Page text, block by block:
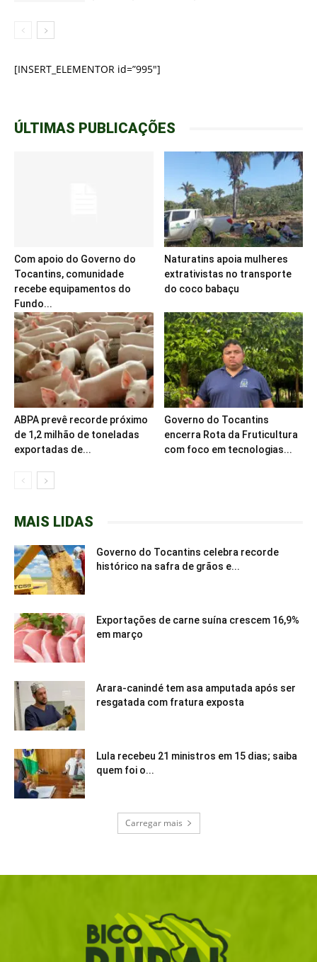
[INSERT_ELEMENTOR id=”995″]
ÚLTIMAS PUBLICAÇÕES
Com apoio do Governo do
Tocantins, comunidade
recebe equipamentos do
Fundo...
Naturatins apoia mulheres
extrativistas no transporte
do coco babaçu
ABPA prevê recorde próximo
de 1,2 milhão de toneladas
exportadas de...
Governo do Tocantins
encerra Rota da Fruticultura
com foco em tecnologias...
MAIS LIDAS
Governo do Tocantins celebra recorde
histórico na safra de grãos e...
Exportações de carne suína crescem 16,9%
em março
Arara-canindé tem asa amputada após ser
resgatada com fratura exposta
Lula recebeu 21 ministros em 15 dias; saiba
quem foi o...
Carregar mais